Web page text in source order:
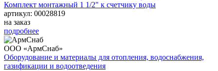
Комплект монтажный 1 1/2" к счетчику воды
артикул: 00028819
на заказ
подробнее
ООО «АрмСнаб»
Оборудование и материалы для отопления, водоснабжения,
газификации и водоотведения